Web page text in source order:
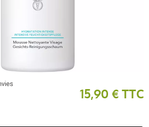
15,90 € TTC